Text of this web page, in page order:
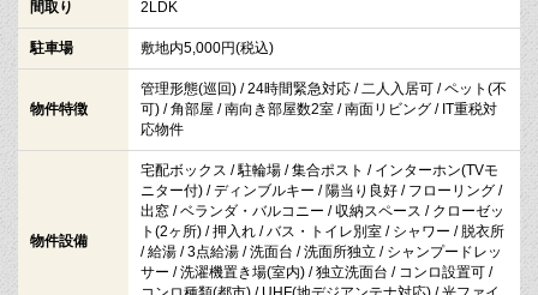
間取り 2LDK
駐車場 敷地内5,000円(税込)
物件特徴
管理形態(巡回) / 24時間緊急対応 / 二人入居可 / ペット(不
可) / 角部屋 / 南向き部屋数2室 / 南面リビング / IT重税対
応物件
物件設備
宅配ボックス / 駐輪場 / 集合ポスト / インターホン(TVモ
ニター付) / ディンブルキー / 陽当り良好 / フローリング /
出窓 / ベランダ・バルコニー / 収納スペース / クローゼッ
ト(2ヶ所) / 押入れ / バス・トイレ別室 / シャワー / 脱衣所
/ 給湯 / 3点給湯 / 洗面台 / 洗面所独立 / シャンプードレッ
サー / 洗濯機置き場(室内) / 独立洗面台 / コンロ設置可 /